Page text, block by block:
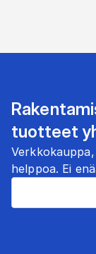
tuotteet
helppoa. Ei